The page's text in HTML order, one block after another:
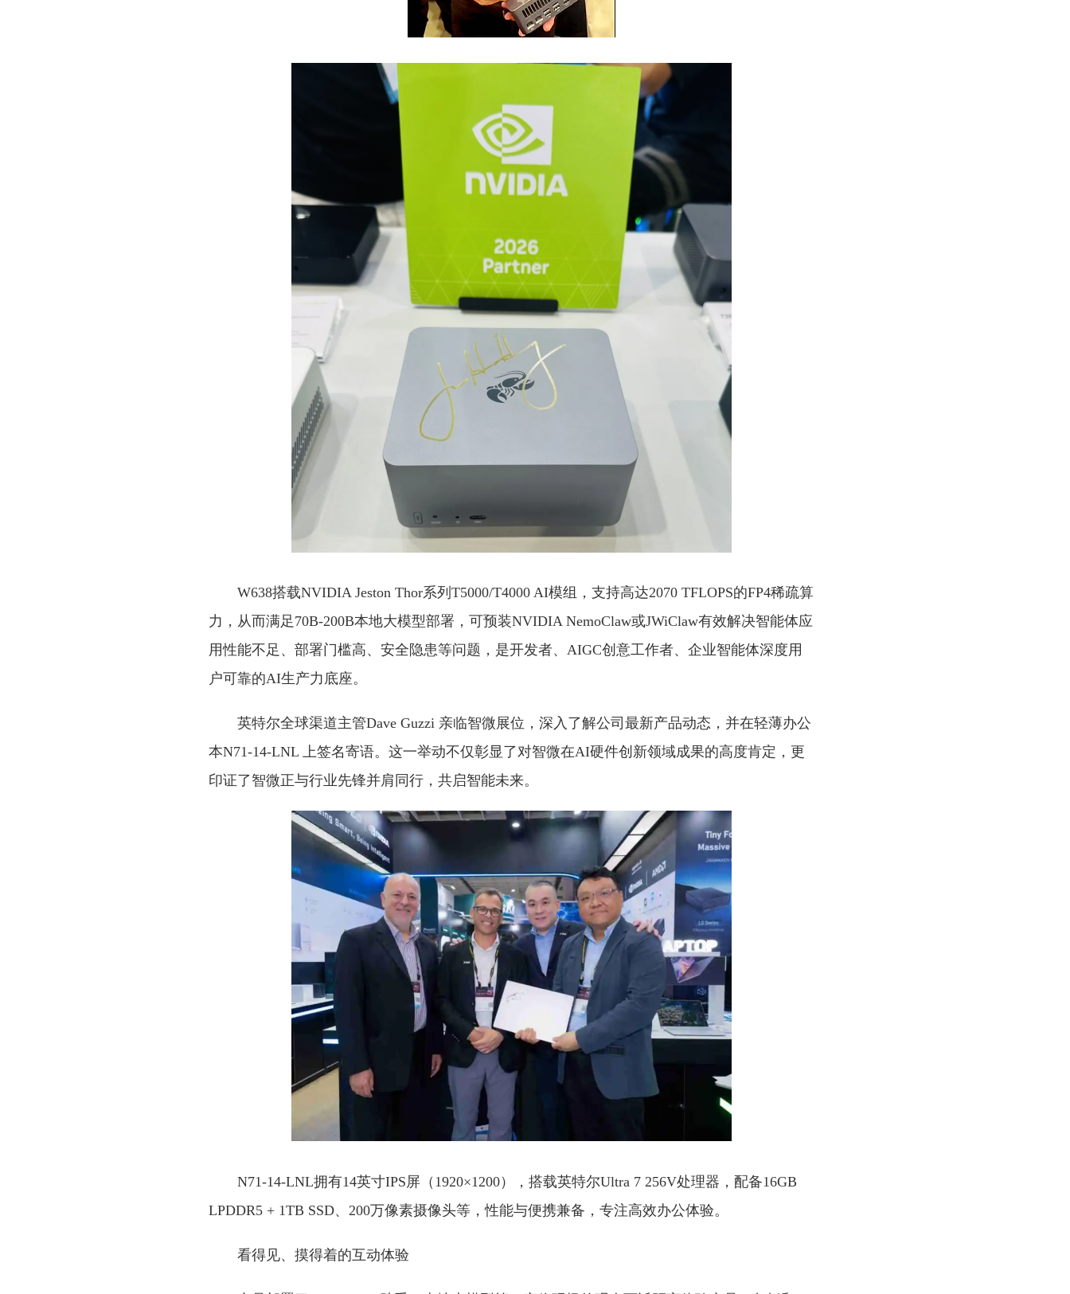
W638搭载NVIDIA Jeston Thor系列T5000/T4000 AI模组，支持高达2070 TFLOPS的FP4稀疏算
力，从而满足70B-200B本地大模型部署，可预装NVIDIA NemoClaw或JWiClaw有效解决智能体应
用性能不足、部署门槛高、安全隐患等问题，是开发者、AIGC创意工作者、企业智能体深度用
户可靠的AI生产力底座。
英特尔全球渠道主管Dave Guzzi 亲临智微展位，深入了解公司最新产品动态，并在轻薄办公
本N71-14-LNL 上签名寄语。这一举动不仅彰显了对智微在AI硬件创新领域成果的高度肯定，更
印证了智微正与行业先锋并肩同行，共启智能未来。
N71-14-LNL拥有14英寸IPS屏（1920×1200），搭载英特尔Ultra 7 256V处理器，配备16GB
LPDDR5 + 1TB SSD、200万像素摄像头等，性能与便携兼备，专注高效办公体验。
看得见、摸得着的互动体验